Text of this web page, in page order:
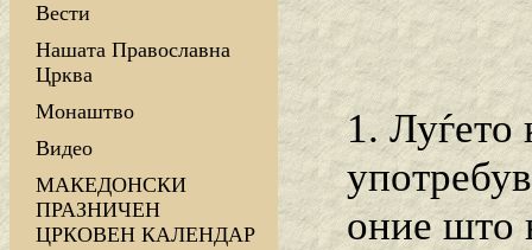
Вести
Нашата Православна
Црква
Монаштво
Видео
МАКЕДОНСКИ
ПРАЗНИЧЕН
ЦРКОВЕН КАЛЕНДАР
1. Луѓето
оние што